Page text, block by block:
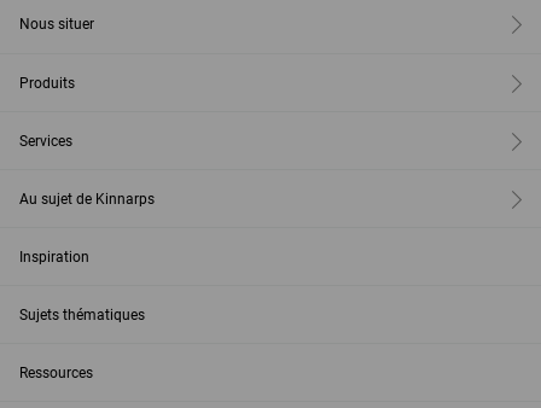
Nous situer
Produits
Services
Au sujet de Kinnarps
Inspiration
Sujets thématiques
Ressources